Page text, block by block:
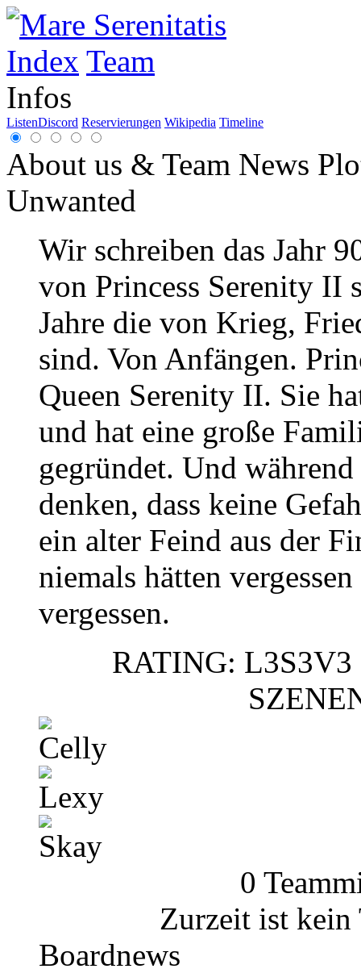
Index Team
Infos
ListenDiscord Reservierungen Wikipedia Timeline
About us & Team News
Unwanted
Wir schreiben das Jahr
von Princess Serenity II
Jahre die von Krieg,
sind. Von Anfängen.
Queen Serenity II. Sie
und hat eine große
gegründet. Und
denken, dass keine
ein alter Feind aus der
niemals hätten
vergessen.
RATING:
Celly
Lexy
Skay
0
Zurzeit ist
Boardnews